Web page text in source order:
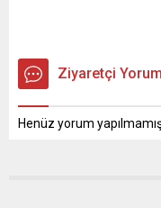
Ziyaretçi
Henüz yorum